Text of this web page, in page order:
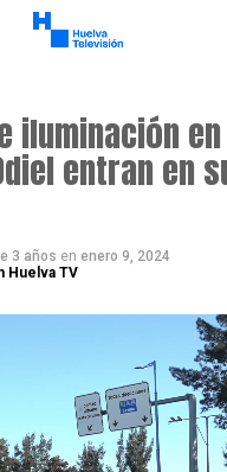
iluminación
entran en
3 años en enero 9, 2024
Huelva TV